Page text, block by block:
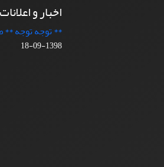
اخبار و اعلانات
** توجه توجه **
1398-09-18